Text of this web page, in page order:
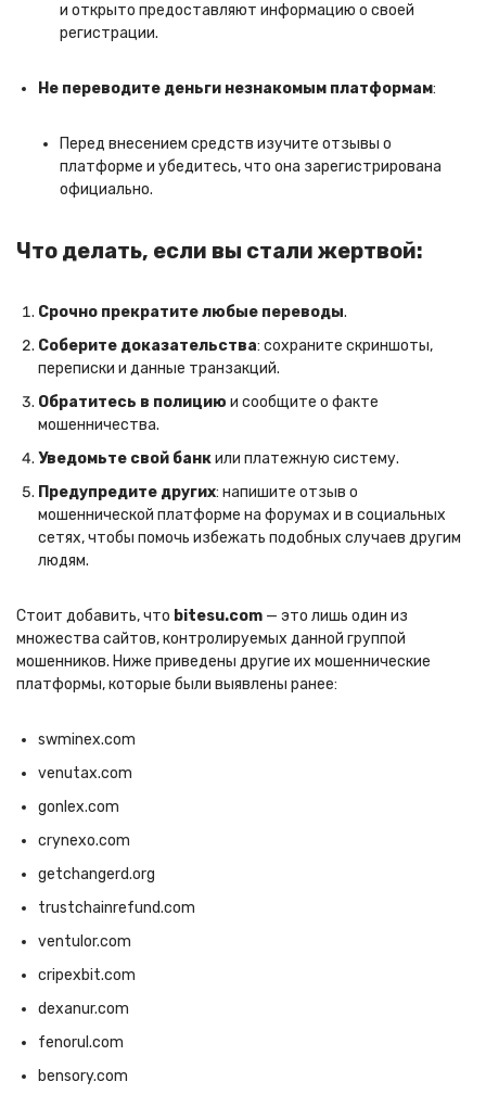
и открыто предоставляют информацию о своей
регистрации.
Не переводите деньги незнакомым платформам:
Перед внесением средств изучите отзывы о
платформе и убедитесь, что она зарегистрирована
официально.
Что делать, если вы стали жертвой:
Срочно прекратите любые переводы.
Соберите доказательства: сохраните скриншоты,
переписки и данные транзакций.
Обратитесь в полицию и сообщите о факте
мошенничества.
Уведомьте свой банкили платежную систему.
Предупредите других: напишите отзыв о
мошеннической платформе на форумах и в социальных
сетях, чтобы помочь избежать подобных случаев другим
людям.
Стоит добавить, что bitesu.com — это лишь один из
множества сайтов, контролируемых данной группой
мошенников. Ниже приведены другие их мошеннические
платформы, которые были выявлены ранее:
swminex.com
venutax.com
gonlex.com
crynexo.com
getchangerd.org
trustchainrefund.com
ventulor.com
cripexbit.com
dexanur.com
fenorul.com
bensory.com